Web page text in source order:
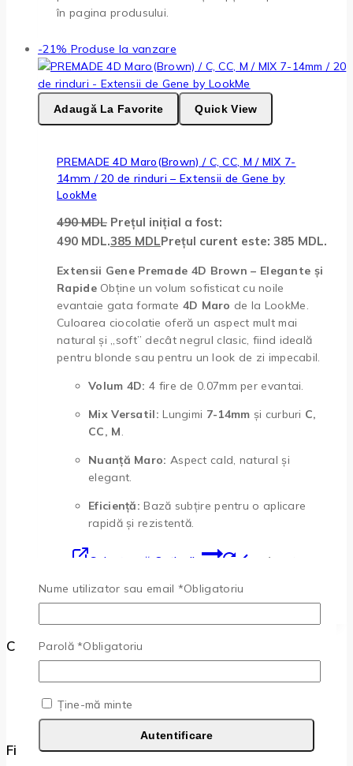
în pagina produsului.
-21% Produse la vanzare
Adaugă La Favorite Quick View
PREMADE 4D Maro(Brown) / C, CC, M / MIX 7-
14mm / 20 de rinduri – Extensii de Gene by
LookMe
490MDL Prețul inițial a fost:
490 MDL.385 MDLPrețul curent este: 385 MDL.
Extensii Gene Premade 4D Brown – Elegante și
RapideObține un volum sofisticat cu noile
evantaie gata formate 4D Maro de la LookMe.
Culoarea ciocolatie oferă un aspect mult mai
natural și „soft” decât negrul clasic, fiind ideală
pentru blonde sau pentru un look de zi impecabil.
Volum 4D: 4 fire de 0.07mm per evantai.
Mix Versatil: Lungimi 7-14mm și curburi C,
CC, M.
Nuanță Maro: Aspect cald, natural și
elegant.
Eficiență: Bază subțire pentru o aplicare
rapidă și rezistentă.
Selectează Opțiunile
Acest
în pagina produsului.
Categorii
PREMADE Extensii Gene
Filtru de Lungime(mm)
Nume utilizator sau email *Obligatoriu
Parolă*Obligatoriu
Ține-mă minte
Autentificare